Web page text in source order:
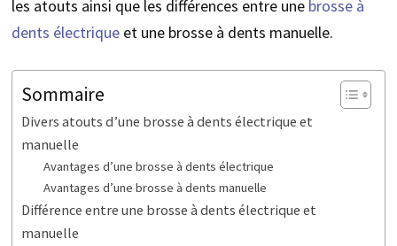
les atouts ainsi que les différences entre une brosse à
dents électriqueet une brosse à dents manuelle.
Sommaire
Divers atouts d’une brosse à dents électrique et
manuelle
Avantages d’une brosse à dents électrique
Avantages d’une brosse à dents manuelle
Différence entre une brosse à dents électrique et
manuelle